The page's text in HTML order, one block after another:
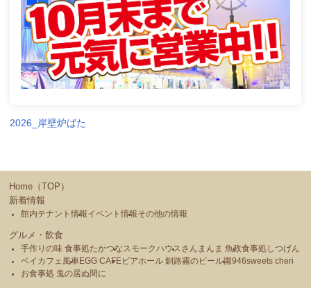
2026_岸壁炉ばた
Home（TOP）
新着情報
館内テナント情報イベント情報その他の情報
グルメ・飲食
手作りの味 食事処たかつな スモークハウス さんまんま 魚政食事処しつげん
ベイカフェ風車EGG CAFEビアホール 釧路霧のビール園946sweets cheri
お食事処 鬼の居ぬ間に